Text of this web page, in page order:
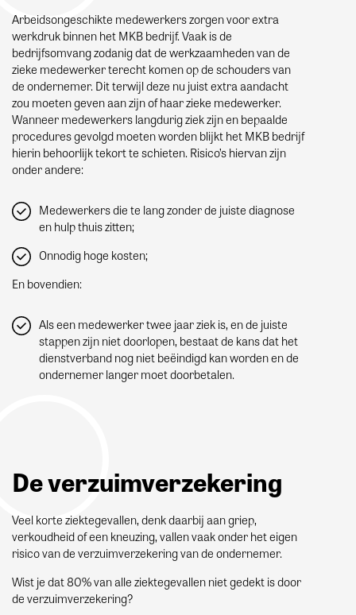
Arbeidsongeschikte medewerkers zorgen voor extra
werkdruk binnen het MKB bedrijf. Vaak is de
bedrijfsomvang zodanig dat de werkzaamheden van de
zieke medewerker terecht komen op de schouders van
de ondernemer. Dit terwijl deze nu juist extra aandacht
zou moeten geven aan zijn of haar zieke medewerker.
Wanneer medewerkers langdurig ziek zijn en bepaalde
procedures gevolgd moeten worden blijkt het MKB bedrijf
hierin behoorlijk tekort te schieten. Risico’s hiervan zijn
onder andere:
Medewerkers die te lang zonder de juiste diagnose
en hulp thuis zitten;
Onnodig hoge kosten;
En bovendien:
Als een medewerker twee jaar ziek is, en de juiste
stappen zijn niet doorlopen, bestaat de kans dat het
dienstverband nog niet beëindigd kan worden en de
ondernemer langer moet doorbetalen.
De verzuimverzekering
Veel korte ziektegevallen, denk daarbij aan griep,
verkoudheid of een kneuzing, vallen vaak onder het eigen
risico van de verzuimverzekering van de ondernemer.
Wist je dat 80% van alle ziektegevallen niet gedekt is door
de verzuimverzekering?